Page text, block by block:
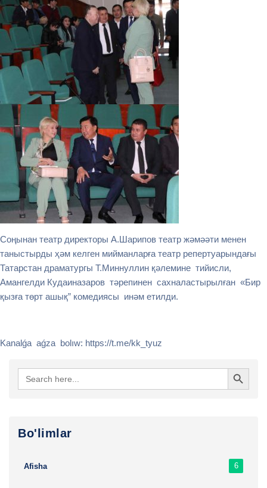
Соңынан театр директоры А.Шарипов театр жәмәәти менен
таныстырды ҳәм келген мийманларға театр репертуарындағы
Татарстан драматургы Т.Миннуллин қәлемине тийисли,
Амангелди Кудаиназаров тәрепинен сахналастырылған «Бир
қызға төрт ашық” комедиясы инәм етилди.
Kanalǵa aǵza bolıw: https://t.me/kk_tyuz
Search
for:
Search Button
Bo'limlar
Afisha 6